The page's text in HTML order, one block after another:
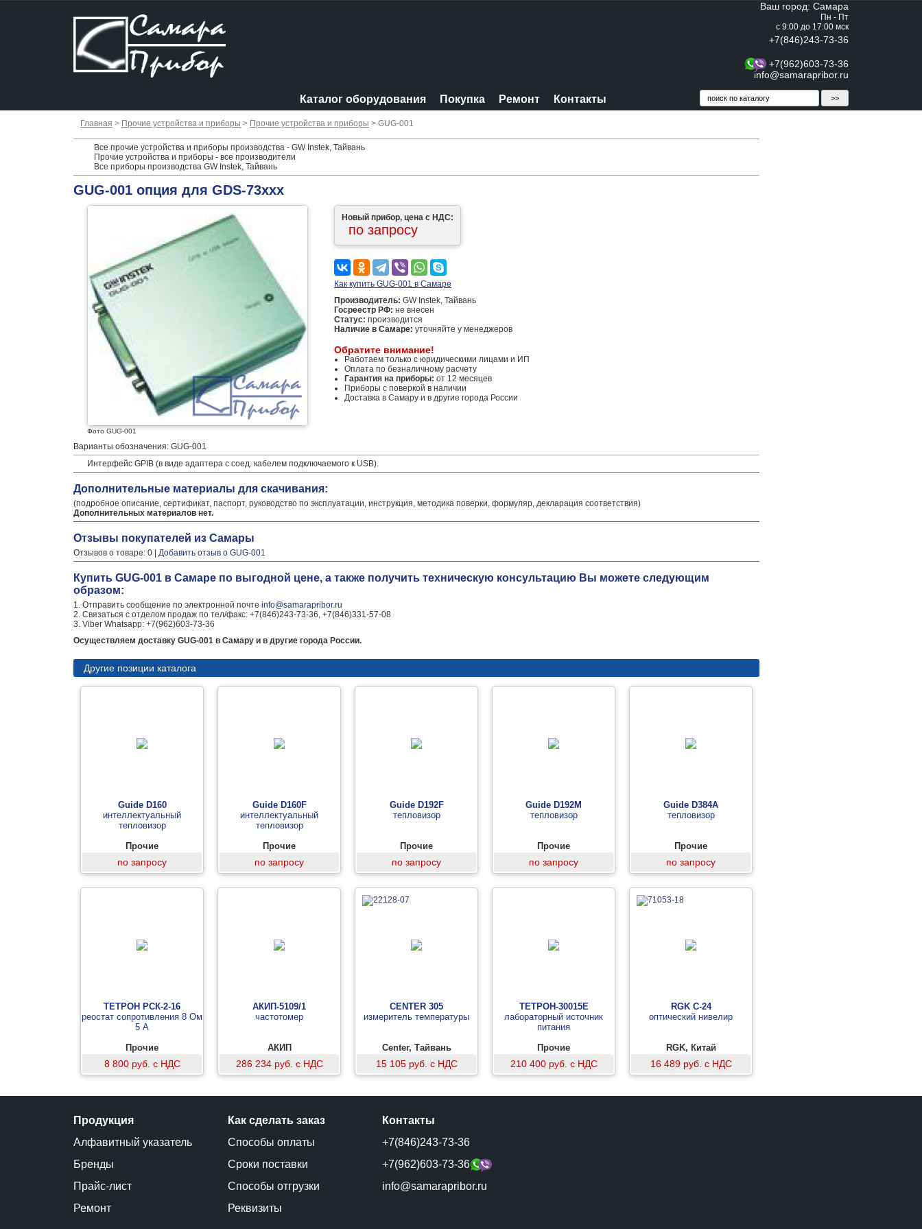
Ваш город: Самара
Пн - Пт
с 9:00 до 17:00 мск
+7(846)243-73-36
+7(962)603-73-36
info@samarapribor.ru
Каталог оборудования Покупка Ремонт Контакты
Главная > Прочие устройства и приборы > Прочие устройства и приборы > GUG-001
Все прочие устройства и приборы производства - GW Instek, Тайвань
Прочие устройства и приборы - все производители
Все приборы производства GW Instek, Тайвань
GUG-001 опция для GDS-73xxx
Фото GUG-001
Новый прибор, цена с НДС:
по запросу
Как купить GUG-001 в Самаре
Производитель: GW Instek, Тайвань
Госреестр РФ: не внесен
Статус: производится
Наличие в Самаре: уточняйте у менеджеров
Обратите внимание!
Работаем только с юридическими лицами и ИП
Оплата по безналичному расчету
Гарантия на приборы: от 12 месяцев
Приборы с поверкой в наличии
Доставка в Самару и в другие города России
Варианты обозначения: GUG-001
Интерфейс GPIB (в виде адаптера с соед. кабелем подключаемого к USB).
Дополнительные материалы для скачивания:
(подробное описание, сертификат, паспорт, руководство по эксплуатации, инструкция, методика поверки, формуляр, декларация соответствия)
Дополнительных материалов нет.
Отзывы покупателей из Самары
Отзывов о товаре: 0 | Добавить отзыв о GUG-001
Купить GUG-001 в Самаре по выгодной цене, а также получить техническую консультацию Вы можете следующим
образом:
1. Отправить сообщение по электронной почте info@samarapribor.ru
2. Связаться с отделом продаж по тел/факс: +7(846)243-73-36, +7(846)331-57-08
3. Viber Whatsapp: +7(962)603-73-36
Осуществляем доставку GUG-001 в Самару и в другие города России.
Другие позиции каталога
Guide D160
интеллектуальный
тепловизор
Прочие
по запросу
Guide D160F
интеллектуальный
тепловизор
Прочие
по запросу
Guide D192F
тепловизор
Прочие
по запросу
Guide D192M
тепловизор
Прочие
по запросу
Guide D384A
тепловизор
Прочие
по запросу
ТЕТРОН РСК-2-16
реостат сопротивления 8 Ом
5 А
Прочие
8 800 руб. с НДС
АКИП-5109/1
частотомер
АКИП
286 234 руб. с НДС
CENTER 305
измеритель температуры
Center, Тайвань
15 105 руб. с НДС
ТЕТРОН-30015Е
лабораторный источник
питания
Прочие
210 400 руб. с НДС
RGK C-24
оптический нивелир
RGK, Китай
16 489 руб. с НДС
Продукция
Алфавитный указатель
Бренды
Прайс-лист
Ремонт
Как сделать заказ
Способы оплаты
Сроки поставки
Способы отгрузки
Реквизиты
Контакты
+7(846)243-73-36
+7(962)603-73-36
info@samarapribor.ru